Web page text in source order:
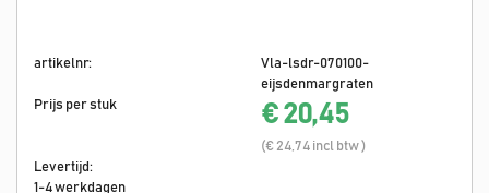
artikelnr:
Vla-lsdr-070100-
eijsdenmargraten
Prijs per stuk
€ 20,45
(€ 24,74 incl btw )
Levertijd:
1-4 werkdagen